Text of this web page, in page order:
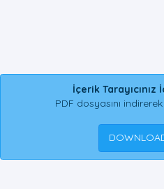
İçerik
PDF dosyasını